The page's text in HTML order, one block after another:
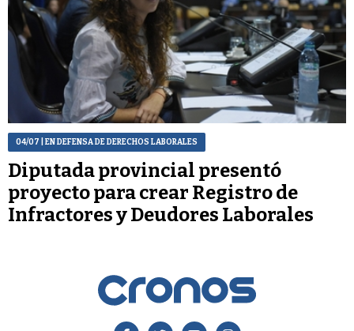
04/07 | EN DEFENSA DE DERECHOS LABORALES
Diputada provincial presentó
proyecto para crear Registro de
Infractores y Deudores Laborales